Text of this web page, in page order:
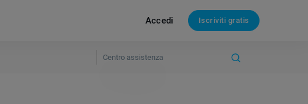
Accedi Iscriviti gratis